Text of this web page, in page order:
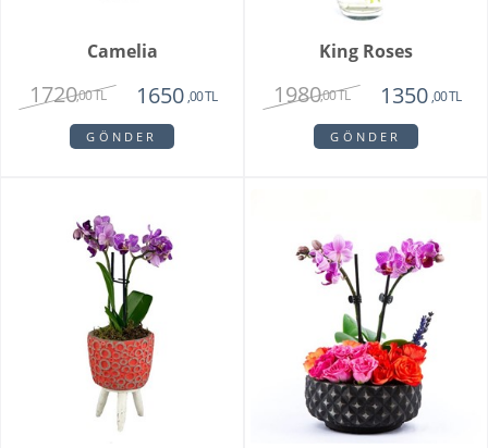
Camelia
1720,00 TL 1650 ,00 TL
GÖNDER
King Roses
1980,00 TL 1350 ,00 TL
GÖNDER